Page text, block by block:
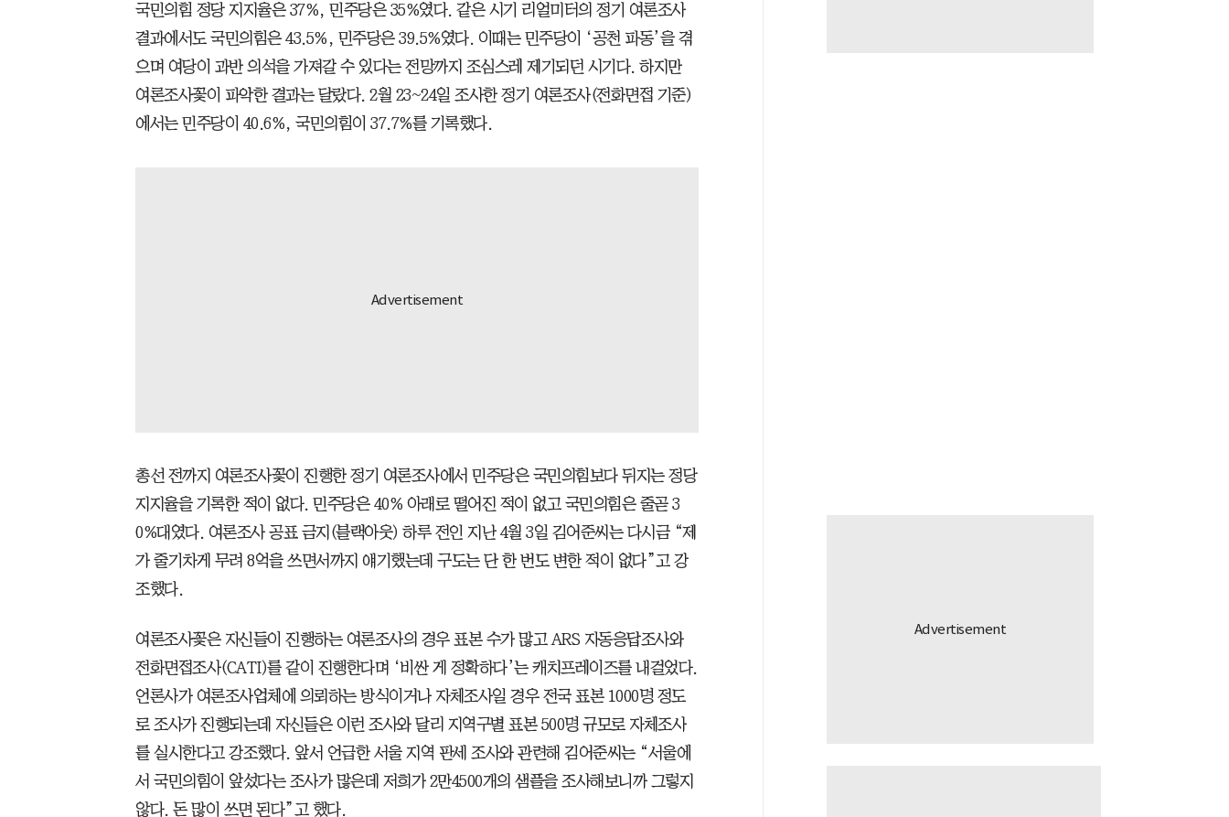
국민의힘 정당 지지율은 37%, 민주당은 35%였다. 같은 시기 리얼미터의 정기 여론조사
결과에서도 국민의힘은 43.5%, 민주당은 39.5%였다. 이때는 민주당이 ‘공천 파동’을 겪
으며 여당이 과반 의석을 가져갈 수 있다는 전망까지 조심스레 제기되던 시기다. 하지만
여론조사꽃이 파악한 결과는 달랐다. 2월 23~24일 조사한 정기 여론조사(전화면접 기준)
에서는 민주당이 40.6%, 국민의힘이 37.7%를 기록했다.
총선 전까지 여론조사꽃이 진행한 정기 여론조사에서 민주당은 국민의힘보다 뒤지는 정당
지지율을 기록한 적이 없다. 민주당은 40% 아래로 떨어진 적이 없고 국민의힘은 줄곧 3
0%대였다. 여론조사 공표 금지(블랙아웃) 하루 전인 지난 4월 3일 김어준씨는 다시금 “제
가 줄기차게 무려 8억을 쓰면서까지 얘기했는데 구도는 단 한 번도 변한 적이 없다”고 강
조했다.
여론조사꽃은 자신들이 진행하는 여론조사의 경우 표본 수가 많고 ARS 자동응답조사와
전화면접조사(CATI)를 같이 진행한다며 ‘비싼 게 정확하다’는 캐치프레이즈를 내걸었다.
언론사가 여론조사업체에 의뢰하는 방식이거나 자체조사일 경우 전국 표본 1000명 정도
로 조사가 진행되는데 자신들은 이런 조사와 달리 지역구별 표본 500명 규모로 자체조사
를 실시한다고 강조했다. 앞서 언급한 서울 지역 판세 조사와 관련해 김어준씨는 “서울에
서 국민의힘이 앞섰다는 조사가 많은데 저희가 2만4500개의 샘플을 조사해보니까 그렇지
않다. 돈 많이 쓰면 된다”고 했다.